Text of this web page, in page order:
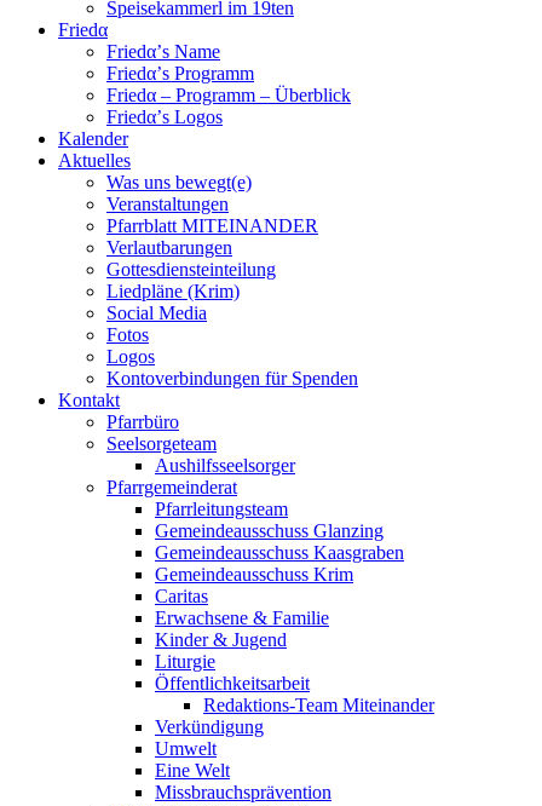
Speisekammerl im 19ten
Friedα
Friedα’s Name
Friedα’s Programm
Friedα – Programm – Überblick
Friedα’s Logos
Kalender
Aktuelles
Was uns bewegt(e)
Veranstaltungen
Pfarrblatt MITEINANDER
Verlautbarungen
Gottesdiensteinteilung
Liedpläne (Krim)
Social Media
Fotos
Logos
Kontoverbindungen für Spenden
Kontakt
Pfarrbüro
Seelsorgeteam
Aushilfsseelsorger
Pfarrgemeinderat
Pfarrleitungsteam
Gemeindeausschuss Glanzing
Gemeindeausschuss Kaasgraben
Gemeindeausschuss Krim
Caritas
Erwachsene & Familie
Kinder & Jugend
Liturgie
Öffentlichkeitsarbeit
Redaktions-Team Miteinander
Verkündigung
Umwelt
Eine Welt
Missbrauchsprävention